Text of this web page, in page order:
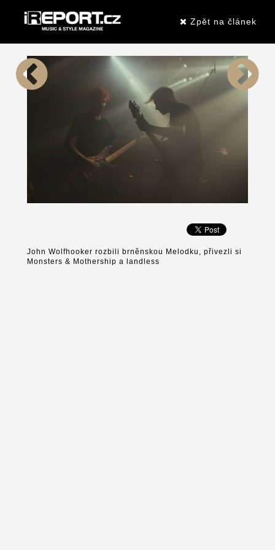
Zpět na článek
John Wolfhooker rozbili brněnskou Melodku, přivezli si
Monsters & Mothership a landless